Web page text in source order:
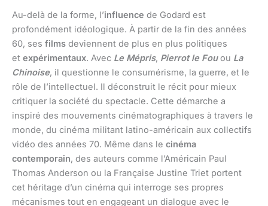
Au-delà de la forme, l’influence de Godard est
profondément idéologique. À partir de la fin des années
60, ses films deviennent de plus en plus politiques
et expérimentaux. Avec Le Mépris, Pierrot le Fouou La
Chinoise, il questionne le consumérisme, la guerre, et le
rôle de l’intellectuel. Il déconstruit le récit pour mieux
critiquer la société du spectacle. Cette démarche a
inspiré des mouvements cinématographiques à travers le
monde, du cinéma militant latino-américain aux collectifs
vidéo des années 70. Même dans le cinéma
contemporain, des auteurs comme l’Américain Paul
Thomas Anderson ou la Française Justine Triet portent
cet héritage d’un cinéma qui interroge ses propres
mécanismes tout en engageant un dialogue avec le